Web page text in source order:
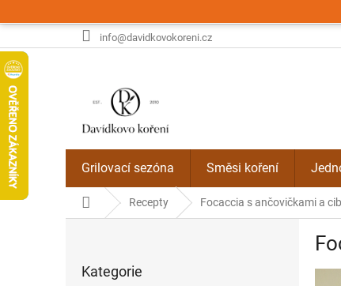
na
info@davidkovokoreni.cz
Grilovací sezóna Směsi koření
Domů Recepty Focaccia s ančovičkami a
kategorie
Kategorie